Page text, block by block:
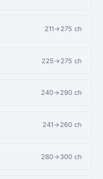
211→275 ch
225→275 ch
240→290 ch
241→260 ch
280→300 ch